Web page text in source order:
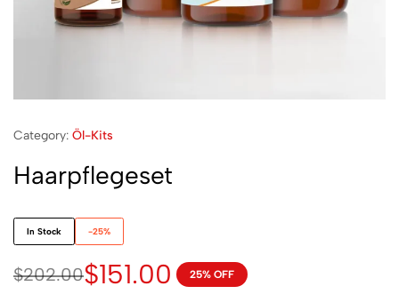
Category: Öl-Kits
Haarpflegeset
In Stock -25%
$202.00$151.00 25% OFF